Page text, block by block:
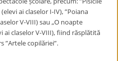
ai claselor I-IV), ”Poiana
V-VIII) sau „O noapte
ai claselor V-VIII), fiind răsplătită
”Artele copilăriei”.